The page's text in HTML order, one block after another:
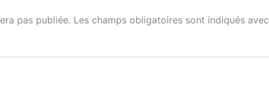
pas publiée. Les champs obligatoires sont indiqués avec